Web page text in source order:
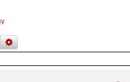
расширенный